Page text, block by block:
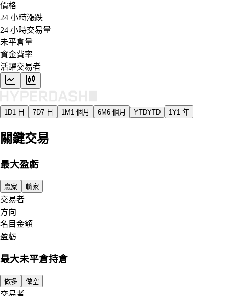
價格
24 小時漲跌
24 小時交易量
未平倉量
資金費率
活躍交易者
1D1 日 7D7 日 1M 1 個月 6M6 個月 YTDYTD 1Y1 年
關鍵交易
最大盈虧
贏家 輸家
交易者
方向
名目金額
盈虧
最大未平倉持倉
做多 做空
交易者